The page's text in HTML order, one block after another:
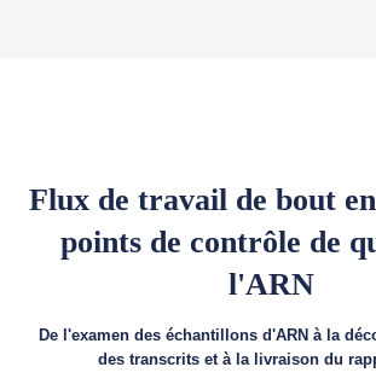
Flux de travail de bout
points de contrôle de
l'ARN
De l'examen des échantillons d'ARN à la
des transcrits et à la livraison du